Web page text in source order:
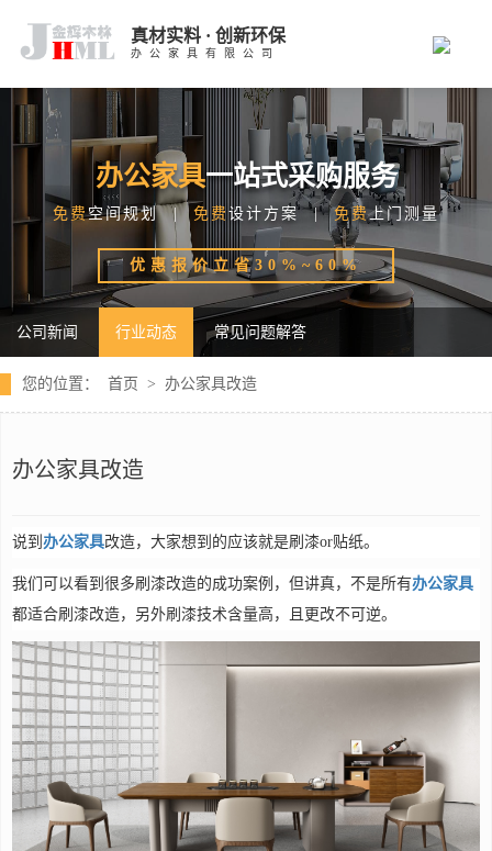
真材实料 · 创新环保
办公家具有限公司
办公家具一站式采购服务
免费空间规划 | 免费 设计方案 |免费上门测量
优惠报价立省30%~60%
公司新闻 行业动态 常见问题解答
您的位置： 首页 > 办公家具改造
办公家具改造
说到 办公家具改造，大家想到的应该就是刷漆or贴纸。
我们可以看到很多刷漆改造的成功案例，但讲真，不是所有办公家具
都适合刷漆改造，另外刷漆技术含量高，且更改不可逆。